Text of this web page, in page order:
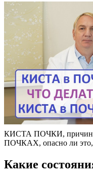
КИСТА ПОЧКИ,
ПОЧКАХ, опасно ли это,
Какие